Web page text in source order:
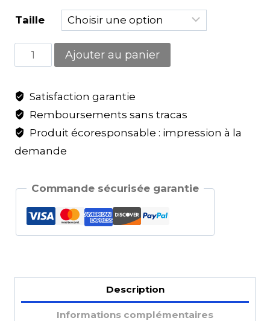
Taille
Ajouter au panier
Satisfaction garantie
Remboursements sans tracas
Produit écoresponsable : impression à la
demande
Commande sécurisée garantie
Description
Informations complémentaires